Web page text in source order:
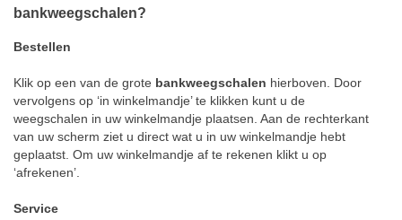
bankweegschalen?
Bestellen
Klik op een van de grote bankweegschalen hierboven. Door
vervolgens op ‘in winkelmandje’ te klikken kunt u de
weegschalen in uw winkelmandje plaatsen. Aan de rechterkant
van uw scherm ziet u direct wat u in uw winkelmandje hebt
geplaatst. Om uw winkelmandje af te rekenen klikt u op
‘afrekenen’.
Service